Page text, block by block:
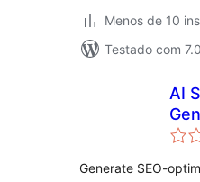
Menos de 10
Testado com
AI
Generate SEO-